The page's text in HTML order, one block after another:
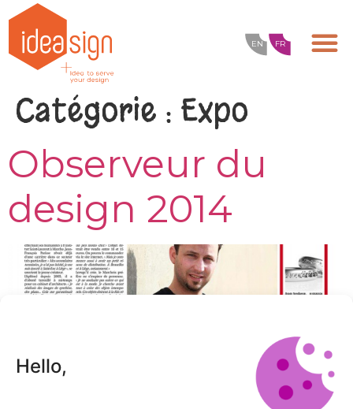
Hello,
FR
EN
Catégorie : Expo
Observeur du
design 2014